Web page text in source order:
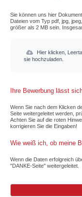
Sie können uns hier
Dateien vom Typ pdf, jpg,
größer als 2 MB sein.
Hier klicken,
sie hochzuladen.
Ihre Bewerbung lässt
Wenn Sie nach dem Klicken
Seite weitergeleitet werden,
Achten Sie auf die roten
korrigieren Sie die Eingaben!
Wie weiß ich, ob meine
Wenn die Daten erfolgreich
"DANKE-Seite" weitergeleitet.